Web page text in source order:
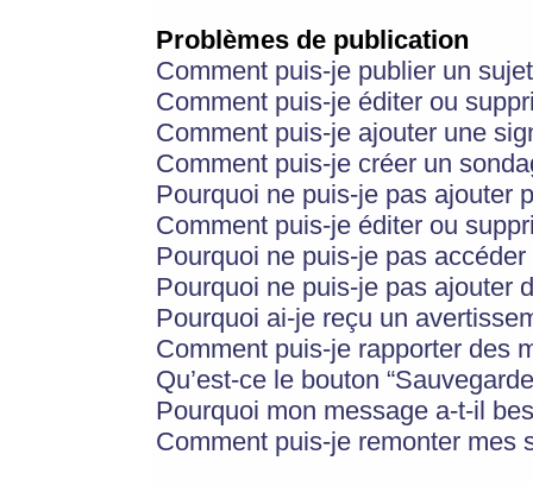
Problèmes de publication
Comment puis-je publier un
Comment puis-je éditer ou
Comment puis-je ajouter une
Comment puis-je créer un
Pourquoi ne puis-je pas ajouter
Comment puis-je éditer ou
Pourquoi ne puis-je pas
Pourquoi ne puis-je pas ajouter
Pourquoi ai-je reçu un
Comment puis-je rapporter des
Qu’est-ce le bouton
Pourquoi mon message a-t-il
Comment puis-je remonter mes